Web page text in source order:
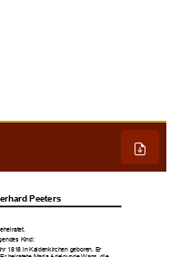


